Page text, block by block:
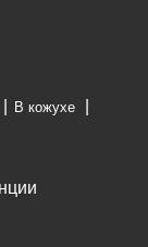
В кожухе